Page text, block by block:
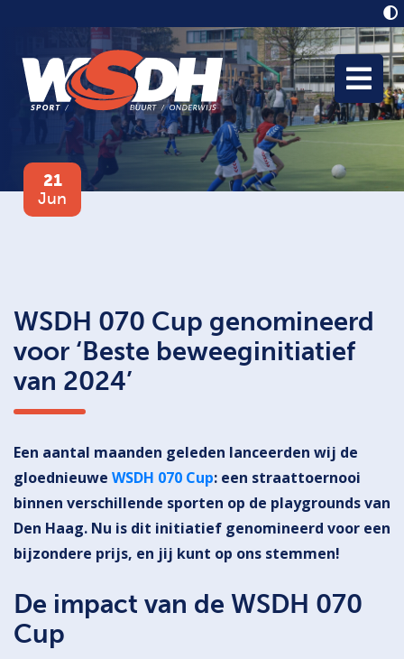
21
Jun
WSDH 070 Cup genomineerd
voor ‘Beste beweeginitiatief
van 2024’
Een aantal maanden geleden lanceerden wij de
gloednieuwe WSDH 070 Cup: een straattoernooi
binnen verschillende sporten op de playgrounds van
Den Haag. Nu is dit initiatief genomineerd voor een
bijzondere prijs, en jij kunt op ons stemmen!
De impact van de WSDH 070
Cup